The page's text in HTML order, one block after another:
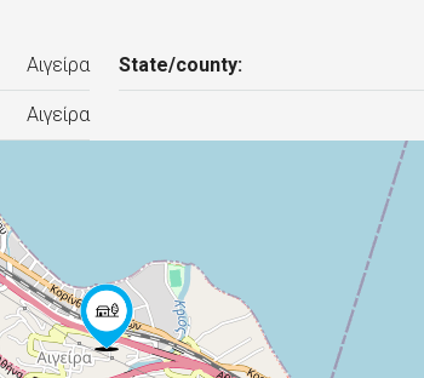
Αιγείρα State/county:
Αιγείρα